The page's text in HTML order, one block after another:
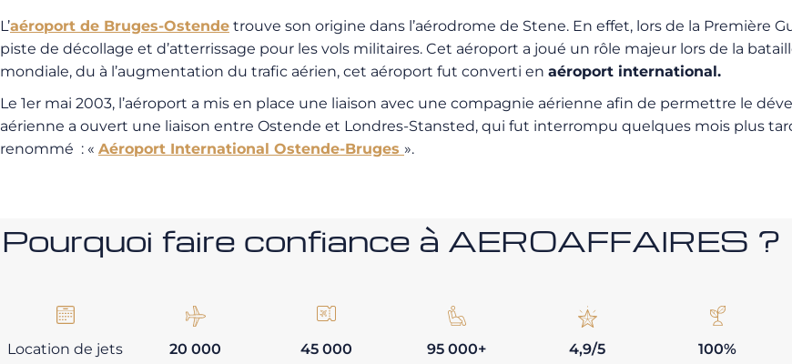
L’aéroport de Bruges-Ostende trouve son origine dans l’aérodrome de Stene. En effet, lors de la Première
piste de décollage et d’atterrissage pour les vols militaires. Cet aéroport a joué un rôle majeur lors de la
mondiale, du à l’augmentation du trafic aérien, cet aéroport fut converti en aéroport international.
Le 1er mai 2003, l’aéroport a mis en place une liaison avec une compagnie aérienne afin de permettre le
aérienne a ouvert une liaison entre Ostende et Londres-Stansted, qui fut interrompu quelques mois plus
renommé : « Aéroport International Ostende-Bruges ».
Pourquoi faire confiance à AEROAFFAIRES ?
Location de jets
20 000
45 000
95 000+
4,9/5
100%